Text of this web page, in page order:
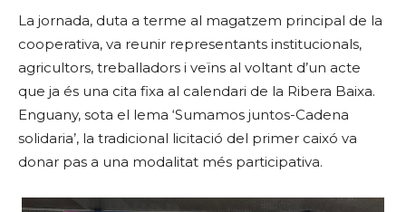
La jornada, duta a terme al magatzem principal de la
cooperativa, va reunir representants institucionals,
agricultors, treballadors i veïns al voltant d’un acte
que ja és una cita fixa al calendari de la Ribera Baixa.
Enguany, sota el lema ‘Sumamos juntos-Cadena
solidaria’, la tradicional licitació del primer caixó va
donar pas a una modalitat més participativa.